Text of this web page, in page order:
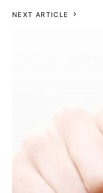
NEXT ARTICLE